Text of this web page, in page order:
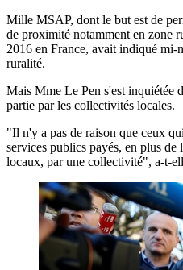
Mille MSAP, dont le but est de
de proximité notamment en zone
2016 en France, avait indiqué mi-
ruralité.
Mais Mme Le Pen s'est inquiétée
partie par les collectivités locales.
"Il n'y a pas de raison que ceux
services publics payés, en plus
locaux, par une collectivité", a-t-